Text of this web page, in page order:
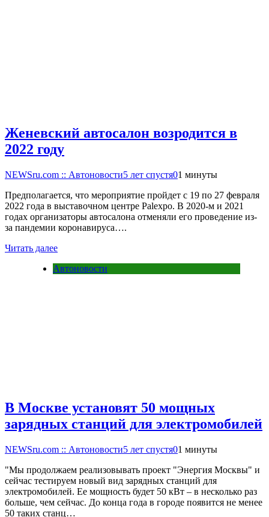
Женевский автосалон возродится в
2022 году
NEWSru.com :: Автоновости5 лет спустя01 минуты
Предполагается, что мероприятие пройдет с 19 по 27 февраля
2022 года в выставочном центре Palexpo. В 2020-м и 2021
годах организаторы автосалона отменяли его проведение из-
за пандемии коронавируса….
Читать далее
Автоновости
В Москве установят 50 мощных
зарядных станций для электромобилей
NEWSru.com :: Автоновости5 лет спустя01 минуты
"Мы продолжаем реализовывать проект "Энергия Москвы" и
сейчас тестируем новый вид зарядных станций для
электромобилей. Ее мощность будет 50 кВт – в несколько раз
больше, чем сейчас. До конца года в городе появится не менее
50 таких станц…